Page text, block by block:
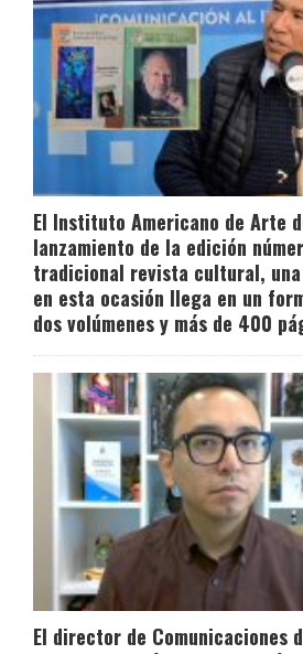
El Instituto Americano de Arte
lanzamiento de la edición
tradicional revista cultural,
en esta ocasión llega en un
dos volúmenes y más de 400
El director de Comunicaciones